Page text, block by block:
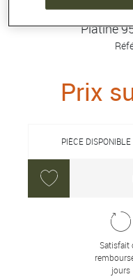
BAGUE DE
Platine
Prix
PIÈCE
Satisfait
jours